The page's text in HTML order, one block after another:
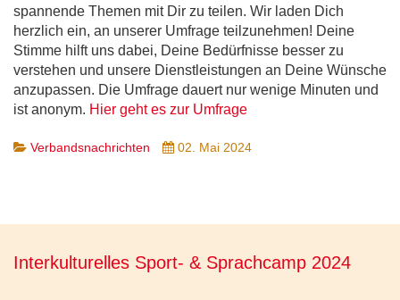
spannende Themen mit Dir zu teilen. Wir laden Dich
herzlich ein, an unserer Umfrage teilzunehmen! Deine
Stimme hilft uns dabei, Deine Bedürfnisse besser zu
verstehen und unsere Dienstleistungen an Deine Wünsche
anzupassen. Die Umfrage dauert nur wenige Minuten und
ist anonym. Hier geht es zur Umfrage
Verbandsnachrichten 02. Mai 2024
Interkulturelles Sport- & Sprachcamp 2024